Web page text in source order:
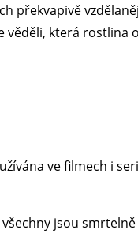
překvapivě
která rostlina
ve filmech i
jsou smrtelně